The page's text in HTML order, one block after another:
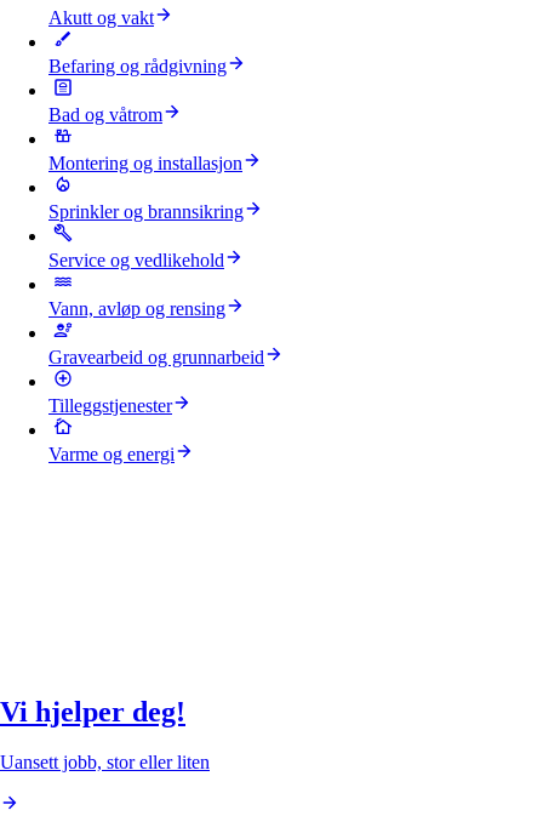
Akutt og vakt
Befaring og rådgivning
Bad og våtrom
Montering og installasjon
Sprinkler og brannsikring
Service og vedlikehold
Vann, avløp og rensing
Gravearbeid og grunnarbeid
Tilleggstjenester
Varme og energi
Vi hjelper deg!
Uansett jobb, stor eller liten